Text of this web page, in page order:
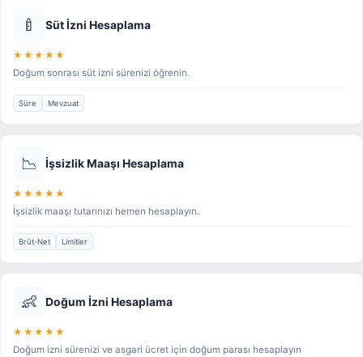
🍼 Süt İzni Hesaplama
★★★★★
Doğum sonrası süt izni sürenizi öğrenin.
Süre Mevzuat
📉 İşsizlik Maaşı Hesaplama
★★★★★
İşsizlik maaşı tutarınızı hemen hesaplayın.
Brüt-Net Limitler
👶 Doğum İzni Hesaplama
★★★★★
Doğum izni sürenizi ve asgari ücret için doğum parası hesaplayın